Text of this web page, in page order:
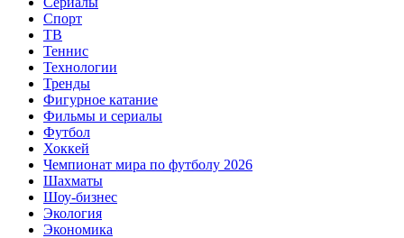
Спорт
ТВ
Теннис
Технологии
Тренды
Фигурное катание
Фильмы и сериалы
Футбол
Хоккей
Чемпионат мира по футболу 2026
Шахматы
Шоу-бизнес
Экология
Экономика